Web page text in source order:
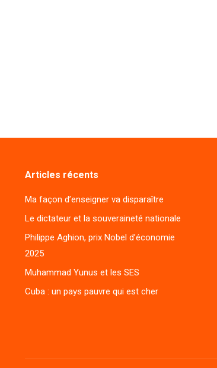
Articles récents
Ma façon d’enseigner va disparaître
Le dictateur et la souveraineté nationale
Philippe Aghion, prix Nobel d’économie
2025
Muhammad Yunus et les SES
Cuba : un pays pauvre qui est cher